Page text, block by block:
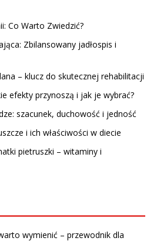
Co Warto Zwiedzić?
Zbilansowany jadłospis i
– klucz do skutecznej rehabilitacji
efekty przynoszą i jak je wybrać?
szacunek, duchowość i jedność
i ich właściwości w diecie
pietruszki – witaminy i
wymienić – przewodnik dla